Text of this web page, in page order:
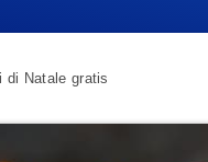
di Natale gratis